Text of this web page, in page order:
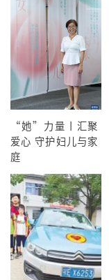
“她”力量丨汇聚
爱心 守护妇儿与家
庭